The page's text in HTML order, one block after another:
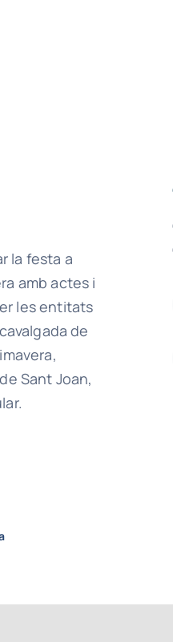
la festa a
amb actes i
les entitats
de
Sant Joan,